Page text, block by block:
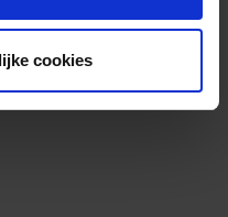
cookies